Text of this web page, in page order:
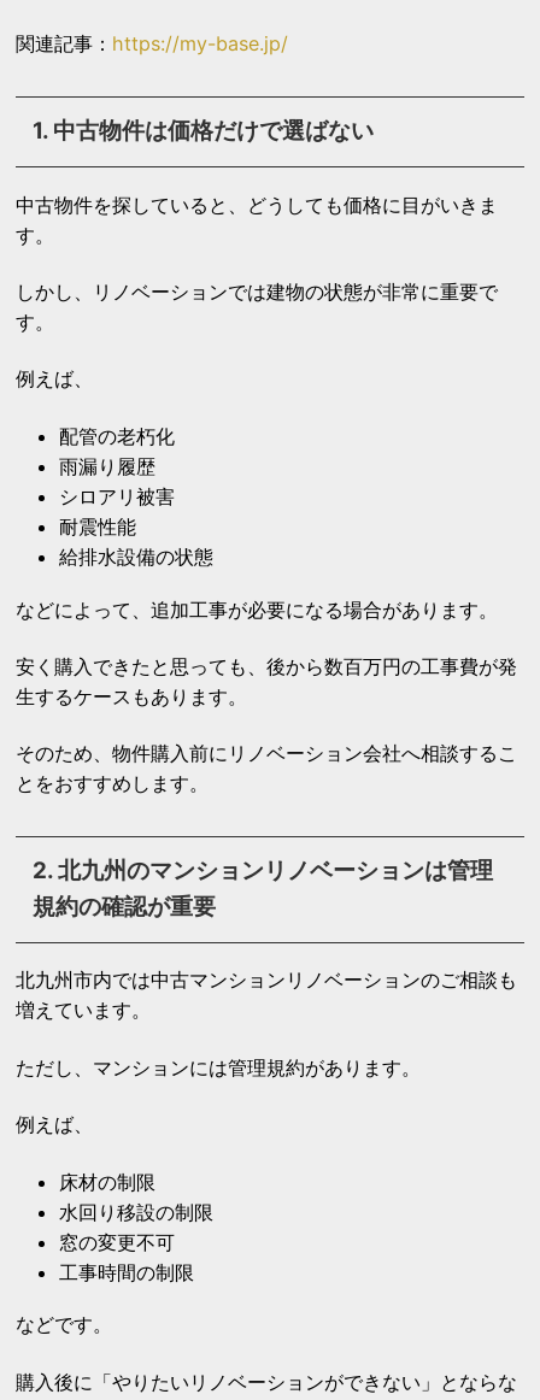
関連記事： https://my-base.jp/
1. 中古物件は価格だけで選ばない
中古物件を探していると、どうしても価格に目がいきま
す。
しかし、リノベーションでは建物の状態が非常に重要で
す。
例えば、
配管の老朽化
雨漏り履歴
シロアリ被害
耐震性能
給排水設備の状態
などによって、追加工事が必要になる場合があります。
安く購入できたと思っても、後から数百万円の工事費が発
生するケースもあります。
そのため、物件購入前にリノベーション会社へ相談するこ
とをおすすめします。
2. 北九州のマンションリノベーションは管理
規約の確認が重要
北九州市内では中古マンションリノベーションのご相談も
増えています。
ただし、マンションには管理規約があります。
例えば、
床材の制限
水回り移設の制限
窓の変更不可
工事時間の制限
などです。
購入後に「やりたいリノベーションができない」とならな